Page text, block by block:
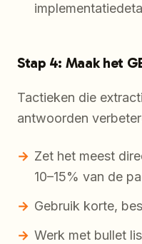
Stap 4: Maak het
Tactieken die
antwoorden
Zet het meest
10–15% van de
Gebruik korte,
Werk met bullet